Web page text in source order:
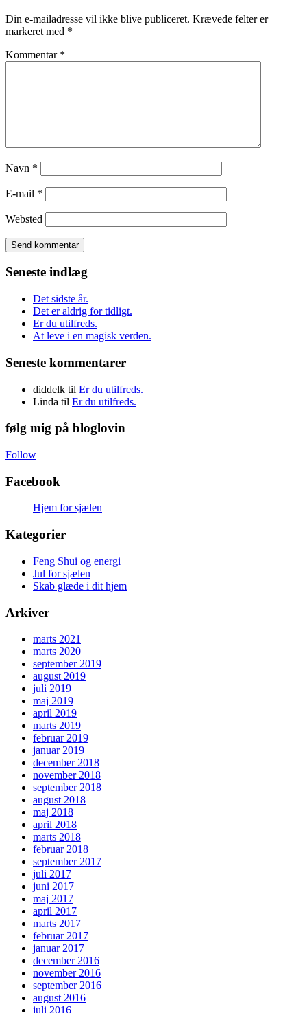
Din e-mailadresse vil ikke blive publiceret. Krævede felter er
markeret med *
Kommentar *
Navn *
E-mail *
Websted
Seneste indlæg
Det sidste år.
Det er aldrig for tidligt.
Er du utilfreds.
At leve i en magisk verden.
Seneste kommentarer
diddelk til Er du utilfreds.
Linda til Er du utilfreds.
følg mig på bloglovin
Follow
Facebook
Hjem for sjælen
Kategorier
Feng Shui og energi
Jul for sjælen
Skab glæde i dit hjem
Arkiver
marts 2021
marts 2020
september 2019
august 2019
juli 2019
maj 2019
april 2019
marts 2019
februar 2019
januar 2019
december 2018
november 2018
september 2018
august 2018
maj 2018
april 2018
marts 2018
februar 2018
september 2017
juli 2017
juni 2017
maj 2017
april 2017
marts 2017
februar 2017
januar 2017
december 2016
november 2016
september 2016
august 2016
juli 2016